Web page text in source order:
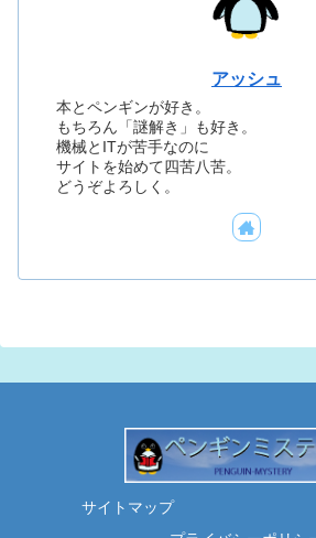
アッシュ
本とペンギンが好き。
もちろん「謎解き」も好き。
機械とITが苦手なのに
サイトを始めて四苦八苦。
どうぞよろしく。
サイトマップ